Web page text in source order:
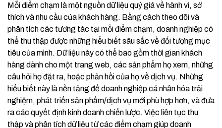
Mỗi điểm chạm là một nguồn dữ liệu quý giá về hành vi, sở
thích và nhu cầu của khách hàng. Bằng cách theo dõi và
phân tích các tương tác tại mỗi điểm chạm, doanh nghiệp có
thể thu thập được những hiểu biết sâu sắc về đối tượng mục
tiêu của mình. Dữ liệu này có thể bao gồm thời gian khách
hàng dành cho một trang web, các sản phẩm họ xem, những
câu hỏi họ đặt ra, hoặc phản hồi của họ về dịch vụ. Những
hiểu biết này là nền tảng để doanh nghiệp cá nhân hóa trải
nghiệm, phát triển sản phẩm/dịch vụ mới phù hợp hơn, và đưa
ra các quyết định kinh doanh chiến lược. Việc liên tục thu
thập và phân tích dữ liệu từ các điểm chạm giúp doanh